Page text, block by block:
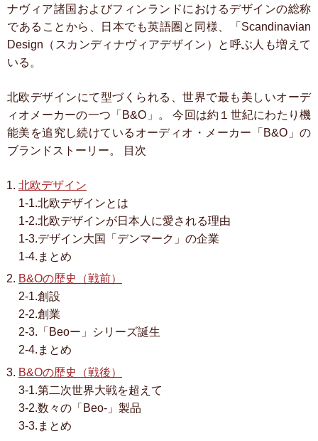
ナヴィア諸国およびフィンランドにおけるデザインの総称
であることから、日本でも英語圏と同様、「Scandinavian
Design（スカンディナヴィアデザイン）と呼ぶ人も増えて
いる。
北欧デザインにて型づくられる、世界で最も美しいオーデ
ィオメーカーの一つ「B&O」。
今回は約１世紀にわたり機
能美を追究し続けているオーディオ・メーカー「B&O」の
ブランドストーリー。
目次
北欧デザイン
1-1.北欧デザインとは
1-2.北欧デザインが日本人に愛される理由
1-3.デザイン大国「デンマーク」の企業
1-4.まとめ
B&Oの歴史（戦前）
2-1.創設
2-2.創業
2-3.「Beoー」シリーズ誕生
2-4.まとめ
B&Oの歴史（戦後）
3-1.第二次世界大戦を超えて
3-2.数々の「Beo-」製品
3-3.まとめ